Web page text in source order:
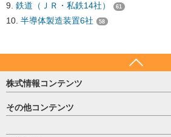
鉄道（ＪＲ・私鉄14社） 61
半導体製造装置6社 58
株式情報コンテンツ
日経平均
売買シグナル
その他コンテンツ